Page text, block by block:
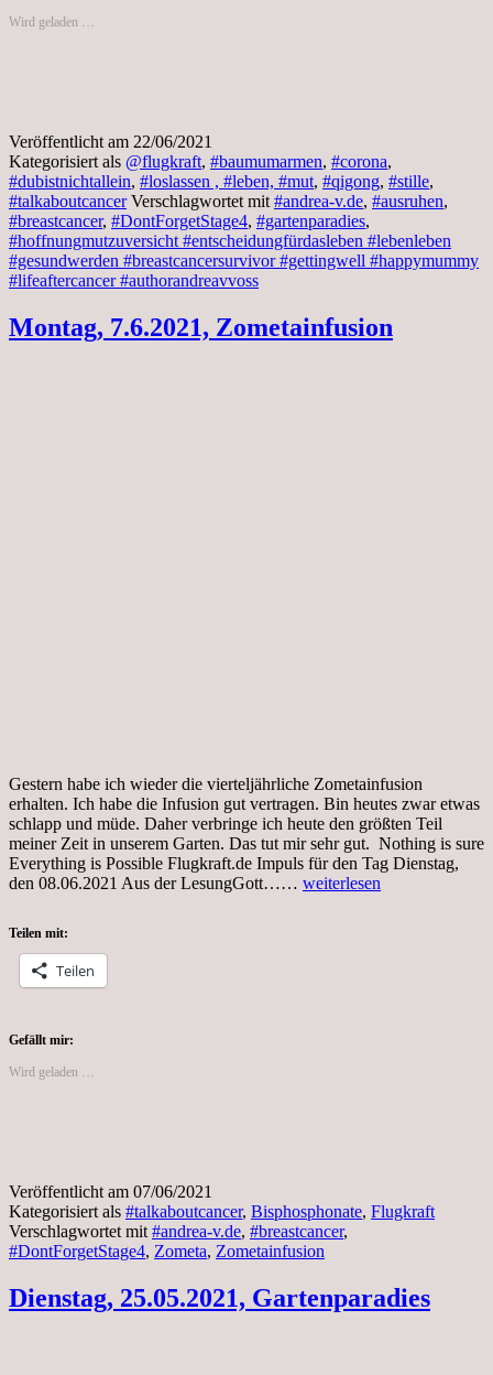
Wird geladen …
Veröffentlicht am 22/06/2021
Kategorisiert als @flugkraft, #baumumarmen, #corona,
#dubistnichtallein, #loslassen , #leben, #mut, #qigong, #stille,
#talkaboutcancer Verschlagwortet mit #andrea-v.de, #ausruhen,
#breastcancer, #DontForgetStage4, #gartenparadies,
#hoffnungmutzuversicht #entscheidungfürdasleben #lebenleben
#gesundwerden #breastcancersurvivor #gettingwell #happymummy
#lifeaftercancer #authorandreavvoss
Montag, 7.6.2021, Zometainfusion
Gestern habe ich wieder die vierteljährliche Zometainfusion
erhalten. Ich habe die Infusion gut vertragen. Bin heutes zwar etwas
schlapp und müde. Daher verbringe ich heute den größten Teil
meiner Zeit in unserem Garten. Das tut mir sehr gut. Nothing is sure
Everything is Possible Flugkraft.de Impuls für den Tag Dienstag,
den 08.06.2021 Aus der LesungGott…… Montag,
weiterlesen
Teilen mit:
Teilen
Gefällt mir:
Wird geladen …
Veröffentlicht am 07/06/2021
Kategorisiert als #talkaboutcancer, Bisphosphonate, Flugkraft
Verschlagwortet mit #andrea-v.de, #breastcancer,
#DontForgetStage4, Zometa, Zometainfusion
Dienstag, 25.05.2021, Gartenparadies